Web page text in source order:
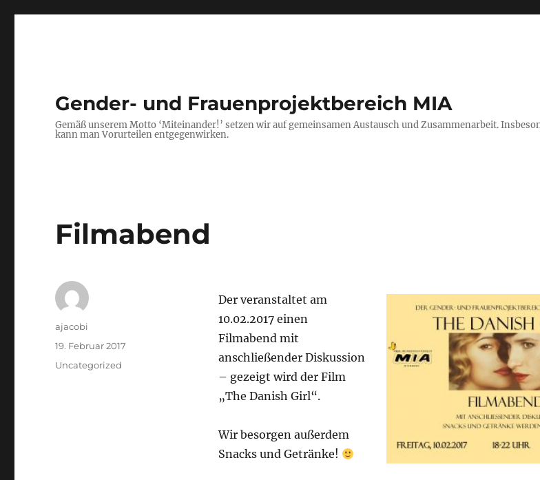
Gender- und Frauenprojektbereich MIA
Gemäß unserem Motto ‘Miteinander!’ setzen wir auf gemeinsamen Austausch und Zusammenarbeit.
kann man Vorurteilen entgegenwirken.
Filmabend
Der veranstaltet am
10.02.2017 einen
Filmabend mit
anschließender Diskussion
– gezeigt wird der Film
„The Danish Girl“.
Wir besorgen außerdem
Snacks und Getränke!
Autor
ajacobi
Veröffentlicht
19. Februar 2017
Kategorien
Uncategorized